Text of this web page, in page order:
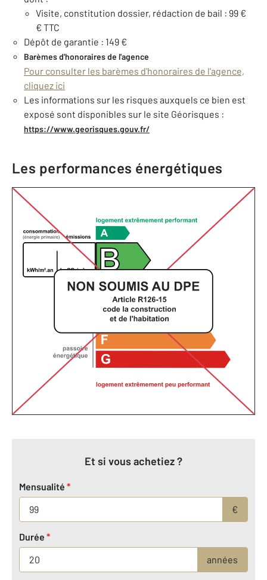
Visite, constitution dossier, rédaction de bail : 99 €
€ TTC
Dépôt de garantie : 149 €
Barèmes d'honoraires de l'agence
Pour consulter les barèmes d'honoraires de l'agence,
cliquez ici
Les informations sur les risques auxquels ce bien est
exposé sont disponibles sur le site Géorisques :
https://www.georisques.gouv.fr/
Les performances énergétiques
Et si vous achetiez ?
Mensualité *
€
Durée *
années